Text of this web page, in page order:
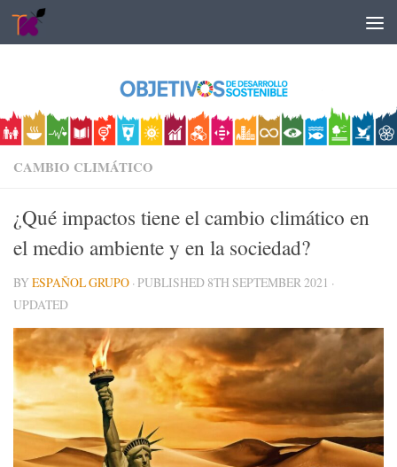
Skip to content
CAMBIO CLIMÁTICO
¿Qué impactos tiene el cambio climático en
el medio ambiente y en la sociedad?
BYESPAÑOL GRUPO · PUBLISHED 8TH SEPTEMBER 2021 ·
UPDATED